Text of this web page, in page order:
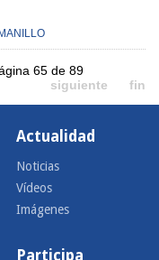
65 de 89
siguiente
fin
Actualidad
Noticias
Vídeos
Imágenes
Participa